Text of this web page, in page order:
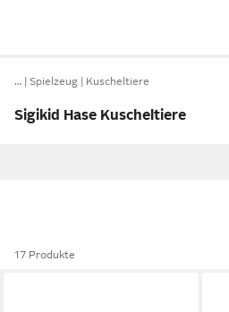
… Spielzeug Kuscheltiere
Sigikid Hase Kuscheltiere
17 Produkte